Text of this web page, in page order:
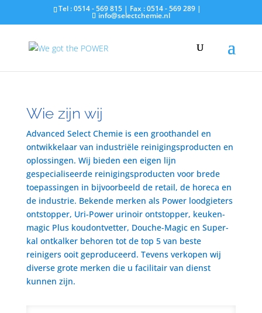
Tel : 0514 - 569 815 | Fax : 0514 - 569 289 |
info@selectchemie.nl
Wie zijn wij
Advanced Select Chemie is een groothandel en
ontwikkelaar van industriële reinigingsproducten en
oplossingen. Wij bieden een eigen lijn
gespecialiseerde reinigingsproducten voor brede
toepassingen in bijvoorbeeld de retail, de horeca en
de industrie. Bekende merken als Power loodgieters
ontstopper, Uri-Power urinoir ontstopper, keuken-
magic Plus koudontvetter, Douche-Magic en Super-
kal ontkalker behoren tot de top 5 van beste
reinigers ooit geproduceerd. Tevens verkopen wij
diverse grote merken die u facilitair van dienst
kunnen zijn.